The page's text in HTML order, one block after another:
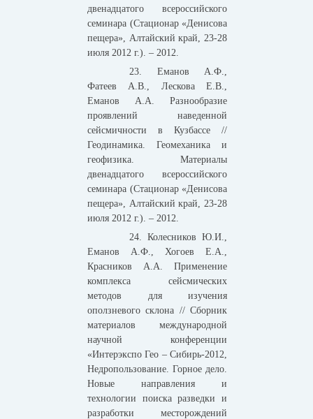
двенадцатого всероссийского
семинара (Стационар «Денисова
пещера», Алтайский край, 23-28
июля 2012 г.). – 2012.
23. Еманов А.Ф.,
Фатеев А.В., Лескова Е.В.,
Еманов А.А. Разнообразие
проявлений наведенной
сейсмичности в Кузбассе //
Геодинамика. Геомеханика и
геофизика. Материалы
двенадцатого всероссийского
семинара (Стационар «Денисова
пещера», Алтайский край, 23-28
июля 2012 г.). – 2012.
24. Колесников Ю.И.,
Еманов А.Ф., Хогоев Е.А.,
Красников А.А. Применение
комплекса сейсмических
методов для изучения
оползневого склона // Сборник
материалов международной
научной конференции
«Интерэкспо Гео – Сибирь-2012,
Недропользование. Горное дело.
Новые направления и
технологии поиска разведки и
разработки месторождений